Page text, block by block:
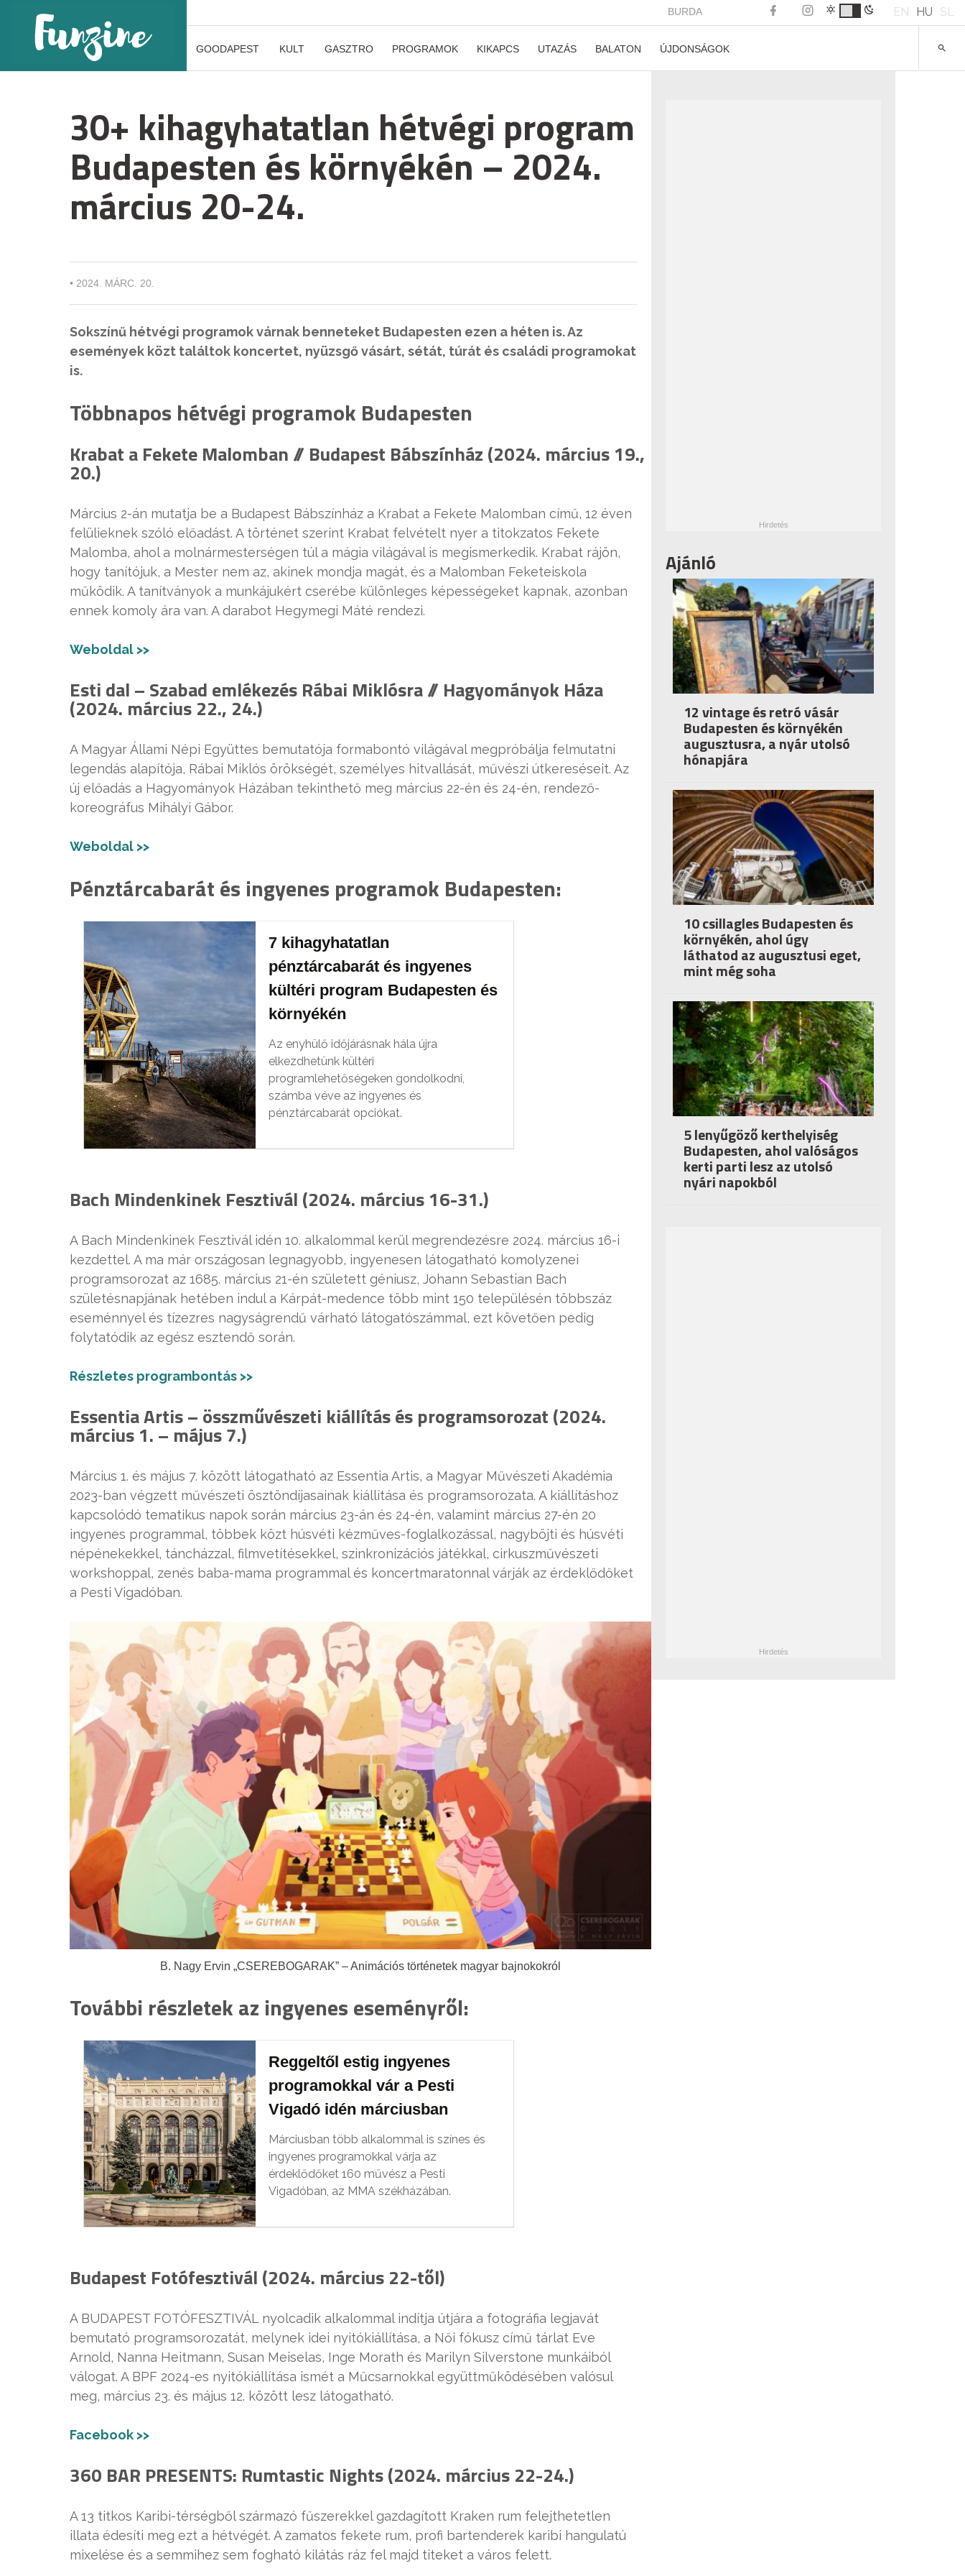
BURDA EN HU SL
GOODAPEST KULT GASZTRO PROGRAMOK KIKAPCS UTAZÁS BALATON ÚJDONSÁGOK
30+ kihagyhatatlan hétvégi program
Budapesten és környékén – 2024.
március 20-24.
• 2024. MÁRC. 20.
Sokszínű hétvégi programok várnak benneteket Budapesten ezen a héten is. Az
események közt találtok koncertet, nyüzsgő vásárt, sétát, túrát és családi programokat
is.
Többnapos hétvégi programok Budapesten
Krabat a Fekete Malomban // Budapest Bábszínház (2024. március 19.,
20.)
Március 2-án mutatja be a Budapest Bábszínház a Krabat a Fekete Malomban című, 12 éven
felülieknek szóló előadást. A történet szerint Krabat felvételt nyer a titokzatos Fekete
Malomba, ahol a molnármesterségen túl a mágia világával is megismerkedik. Krabat rájön,
hogy tanítójuk, a Mester nem az, akinek mondja magát, és a Malomban Feketeiskola
működik. A tanítványok a munkájukért cserébe különleges képességeket kapnak, azonban
ennek komoly ára van. A darabot Hegymegi Máté rendezi.
Weboldal >>
Esti dal – Szabad emlékezés Rábai Miklósra // Hagyományok Háza
(2024. március 22., 24.)
A Magyar Állami Népi Együttes bemutatója formabontó világával megpróbálja felmutatni
legendás alapítója, Rábai Miklós örökségét, személyes hitvallását, művészi útkereséseit. Az
új előadás a Hagyományok Házában tekinthető meg március 22-én és 24-én, rendező-
koreográfus Mihályi Gábor.
Weboldal >>
Pénztárcabarát és ingyenes programok Budapesten:
7 kihagyhatatlan
pénztárcabarát és ingyenes
kültéri program Budapesten és
környékén
Az enyhülő időjárásnak hála újra
elkezdhetünk kültéri
programlehetőségeken gondolkodni,
számba véve az ingyenes és
pénztárcabarát opciókat.
Bach Mindenkinek Fesztivál (2024. március 16-31.)
A Bach Mindenkinek Fesztivál idén 10. alkalommal kerül megrendezésre 2024. március 16-i
kezdettel. A ma már országosan legnagyobb, ingyenesen látogatható komolyzenei
programsorozat az 1685. március 21-én született géniusz, Johann Sebastian Bach
születésnapjának hetében indul a Kárpát-medence több mint 150 településén többszáz
eseménnyel és tízezres nagyságrendű várható látogatószámmal, ezt követően pedig
folytatódik az egész esztendő során.
Részletes programbontás >>
Essentia Artis – összművészeti kiállítás és programsorozat (2024.
március 1. – május 7.)
Március 1. és május 7. között látogatható az Essentia Artis, a Magyar Művészeti Akadémia
2023-ban végzett művészeti ösztöndíjasainak kiállítása és programsorozata. A kiállításhoz
kapcsolódó tematikus napok során március 23-án és 24-én, valamint március 27-én 20
ingyenes programmal, többek közt húsvéti kézműves-foglalkozással, nagyböjti és húsvéti
népénekekkel, táncházzal, filmvetítésekkel, szinkronizációs játékkal, cirkuszművészeti
workshoppal, zenés baba-mama programmal és koncertmaratonnal várják az érdeklődőket
a Pesti Vigadóban.
B. Nagy Ervin „CSEREBOGARAK” – Animációs történetek magyar bajnokokról
További részletek az ingyenes eseményről:
Reggeltől estig ingyenes
programokkal vár a Pesti
Vigadó idén márciusban
Márciusban több alkalommal is színes és
ingyenes programokkal várja az
érdeklődőket 160 művész a Pesti
Vigadóban, az MMA székházában.
Budapest Fotófesztivál (2024. március 22-től)
A BUDAPEST FOTÓFESZTIVÁL nyolcadik alkalommal indítja útjára a fotográfia legjavát
bemutató programsorozatát, melynek idei nyitókiállítása, a Női fókusz című tárlat Eve
Arnold, Nanna Heitmann, Susan Meiselas, Inge Morath és Marilyn Silverstone munkáiból
válogat. A BPF 2024-es nyitókiállítása ismét a Műcsarnokkal együttműködésében valósul
meg, március 23. és május 12. között lesz látogatható.
Facebook >>
360 BAR PRESENTS: Rumtastic Nights (2024. március 22-24.)
A 13 titkos Karibi-térségből származó fűszerekkel gazdagított Kraken rum felejthetetlen
illata édesíti meg ezt a hétvégét. A zamatos fekete rum, profi bartenderek karibi hangulatú
mixelése és a semmihez sem fogható kilátás ráz fel majd titeket a város felett.
Ajánló
12 vintage és retró vásár
Budapesten és környékén
augusztusra, a nyár utolsó
hónapjára
10 csillagles Budapesten és
környékén, ahol úgy
láthatod az augusztusi eget,
mint még soha
5 lenyűgöző kerthelyiség
Budapesten, ahol valóságos
kerti parti lesz az utolsó
nyári napokból